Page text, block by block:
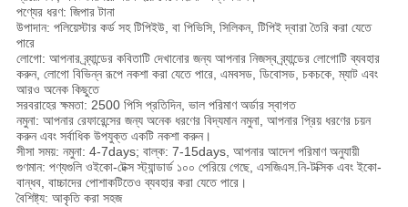
পণ্যের ধরণ: জিপার টানা
উপাদান: পলিয়েস্টার কর্ড সহ টিপিইউ, বা পিভিসি, সিলিকন, টিপিই দ্বারা তৈরি করা যেতে
পারে
লোগো: আপনার ব্র্যান্ডের কবিতাটি দেখানোর জন্য আপনার নিজস্ব ব্র্যান্ডের লোগোটি ব্যবহার
করুন, লোগো বিভিন্ন রূপে নকশা করা যেতে পারে, এমবসড, ডিবোসড, চকচকে, ম্যাট এবং
আরও অনেক কিছুতে
সরবরাহের ক্ষমতা: 2500 পিসি প্রতিদিন, ভাল পরিমাণ অর্ডার স্বাগত
নমুনা: আপনার রেফারেন্সের জন্য অনেক ধরণের বিদ্যমান নমুনা, আপনার প্রিয় ধরণের চয়ন
করুন এবং সর্বাধিক উপযুক্ত একটি নকশা করুন।
সীসা সময়: নমুনা: 4-7days; বাল্ক: 7-15days, আপনার আদেশ পরিমাণ অনুযায়ী
গুণমান: পণ্যগুলি ওইকো-টেক্স স্ট্যান্ডার্ড ১০০ পেরিয়ে গেছে, এসজিএস.নি-টক্সিক এবং ইকো-
বান্ধব, বাচ্চাদের পোশাকটিতেও ব্যবহার করা যেতে পারে।
বৈশিষ্ট্য: আকৃতি করা সহজ